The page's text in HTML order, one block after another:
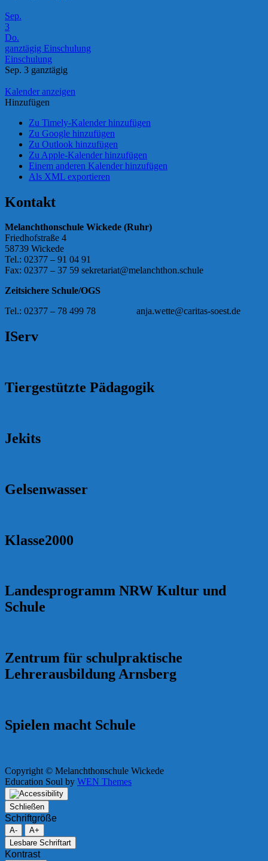
Sep.
3
Do.
ganztägig Einschulung
Einschulung
Sep. 3 ganztägig
Kalender anzeigen
Hinzufügen
Zu Timely-Kalender hinzufügen
Zu Google hinzufügen
Zu Outlook hinzufügen
Zu Apple-Kalender hinzufügen
Einem anderen Kalender hinzufügen
Als XML exportieren
Kontakt
Melanchthonschule Wickede (Ruhr)
Friedhofstraße 4
58739 Wickede
Tel.: 02377 – 91 04 91
Fax: 02377 – 37 59 sekretariat@melanchthon.schule
Zeitsichere Schule/OGS
Tel.: 02377 – 78 499 78 anja.wette@caritas-soest.de
IServ
Tiergestützte Pädagogik
Jekits
Gelsenwasser
Klasse2000
Landesprogramm NRW Kultur und
Schule
Zentrum für schulpraktische
Lehrerausbildung Arnsberg
Spielen macht Schule
Copyright © Melanchthonschule Wickede
Education Soul by WEN Themes
Schließen
Schriftgröße
A-
A+
Lesbare Schriftart
Kontrast